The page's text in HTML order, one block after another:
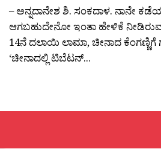
– ಅನ್ನದಾನೇಶ ಶಿ. ಸಂಕದಾಳ. ನಾನೇ
ಆಗಬಹುದೇನೋ ಇಂತಾ ಹೇಳಿಕೆ
14ನೆ ದಲಾಯಿ ಲಾಮಾ, ಚೀನಾದ ಕೆಂಗಣ್ಣಿಗೆ
‘ಚೀನಾದಲ್ಲಿ ಟಿಬೆಟನ್...